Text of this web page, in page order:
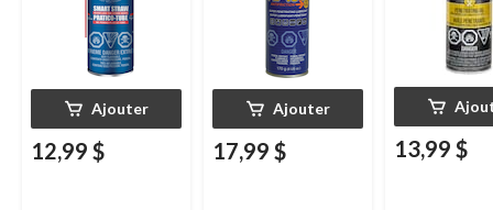
Ajouter
12,99 $
Ajouter
17,99 $ 13,99 $